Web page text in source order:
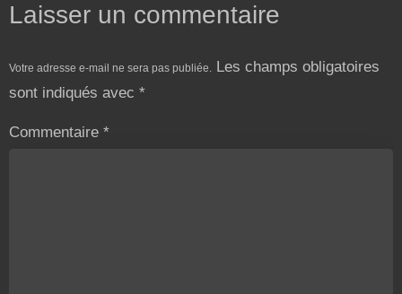
Laisser un commentaire
Votre adresse e-mail ne sera pas publiée. Les champs obligatoires
sont indiqués avec *
Commentaire *